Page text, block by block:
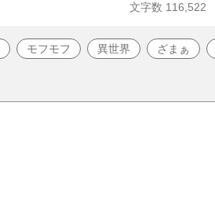
文字数 116,522
モフモフ 異世界 ざまぁ